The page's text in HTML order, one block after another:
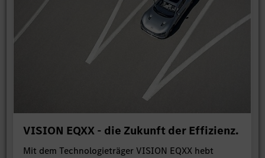
VISION EQXX - die Zukunft der Effizienz.
Mit dem Technologieträger VISION EQXX hebt